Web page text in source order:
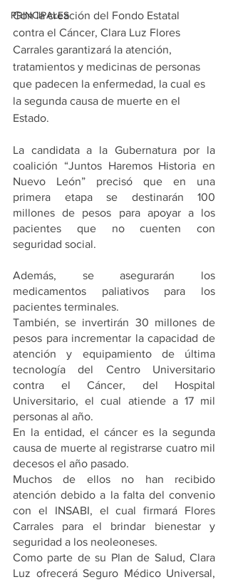
PRINCIPALES
Con la creación del Fondo Estatal
contra el Cáncer, Clara Luz Flores
Carrales garantizará la atención,
tratamientos y medicinas de personas
que padecen la enfermedad, la cual es
la segunda causa de muerte en el
Estado.
La candidata a la Gubernatura por la
coalición “Juntos Haremos Historia en
Nuevo León” precisó que en una
primera etapa se destinarán 100
millones de pesos para apoyar a los
pacientes que no cuenten con
seguridad social.
Además, se asegurarán los
medicamentos paliativos para los
pacientes terminales.
También, se invertirán 30 millones de
pesos para incrementar la capacidad de
atención y equipamiento de última
tecnología del Centro Universitario
contra el Cáncer, del Hospital
Universitario, el cual atiende a 17 mil
personas al año.
En la entidad, el cáncer es la segunda
causa de muerte al registrarse cuatro mil
decesos el año pasado.
Muchos de ellos no han recibido
atención debido a la falta del convenio
con el INSABI, el cual firmará Flores
Carrales para el brindar bienestar y
seguridad a los neoleoneses.
Como parte de su Plan de Salud, Clara
Luz ofrecerá Seguro Médico Universal,